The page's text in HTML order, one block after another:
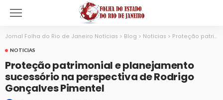
Jornal Folha do Rio de Janeiro Notícias > Blog > Noticias > Proteção patrimonial e planejamento sucessório na perspectiva de Rodrigo Gonçalves Pimentel
NOTICIAS
Proteção patrimonial e planejamento
sucessório na perspectiva de Rodrigo
Gonçalves Pimentel